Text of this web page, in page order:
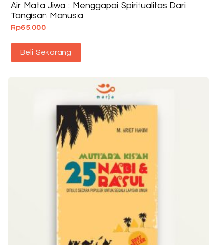
Air Mata Jiwa : Menggapai Spiritualitas Dari
Tangisan Manusia
Rp65.000
Beli Sekarang